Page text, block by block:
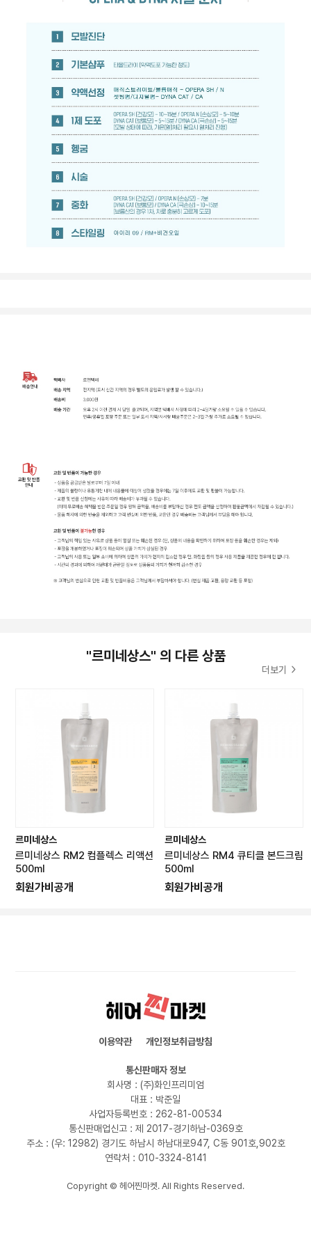
"르미네상스" 의 다른 상품
더보기
르미네상스
르미네상스 RM2 컴플렉스 리액션
500ml
회원가비공개
르미네상스
르미네상스 RM4 큐티클 본드크림
500ml
회원가비공개
이용약관 개인정보취급방침
통신판매자 정보
회사명 : (주)화인프리미엄
대표 : 박준일
사업자등록번호 : 262-81-00534
통신판매업신고 : 제 2017-경기하남-0369호
주소 : (우: 12982) 경기도 하남시 하남대로947, C동 901호,902호
연락처 : 010-3324-8141
Copyright © 헤어찐마켓. All Rights Reserved.